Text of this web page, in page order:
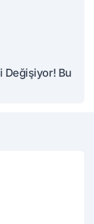
Değişiyor! Bu